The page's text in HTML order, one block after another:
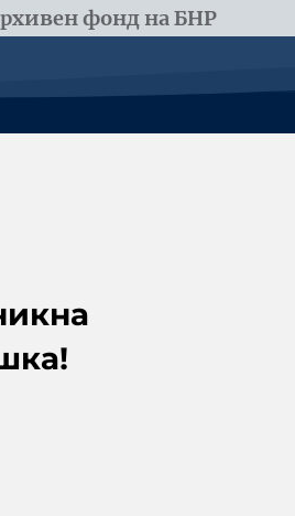
фонд на БНР